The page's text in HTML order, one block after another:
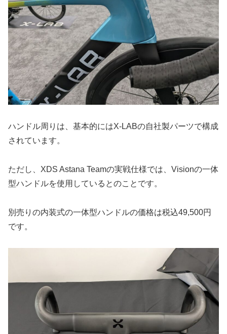
ハンドル周りは、基本的にはX-LABの自社製パーツで構成
されています。
ただし、XDS Astana Teamの実戦仕様では、Visionの一体
型ハンドルを使用しているとのことです。
別売りの内装式の一体型ハンドルの価格は税込49,500円
です。